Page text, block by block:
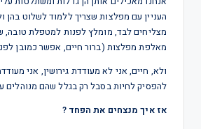
העניין עם מפלצות שצריך ללמוד לשלוט בהן
מצליחים לבד, מומלץ לפנות למטפלת טובה,
מאלפת מפלצות (ברור חיים, אפשר כמובן
ולא, חיים, אני לא מעודדת גירושין, אני
להפסיק לחיות בסבל רק בגלל שהם מנוהלים
אז איך מנצחים את הפחד ?